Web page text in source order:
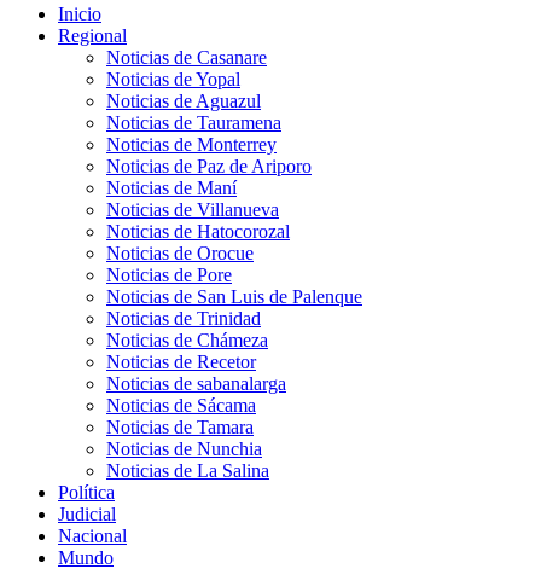
Inicio
Regional
Noticias de Casanare
Noticias de Yopal
Noticias de Aguazul
Noticias de Tauramena
Noticias de Monterrey
Noticias de Paz de Ariporo
Noticias de Maní
Noticias de Villanueva
Noticias de Hatocorozal
Noticias de Orocue
Noticias de Pore
Noticias de San Luis de Palenque
Noticias de Trinidad
Noticias de Chámeza
Noticias de Recetor
Noticias de sabanalarga
Noticias de Sácama
Noticias de Tamara
Noticias de Nunchia
Noticias de La Salina
Política
Judicial
Nacional
Mundo